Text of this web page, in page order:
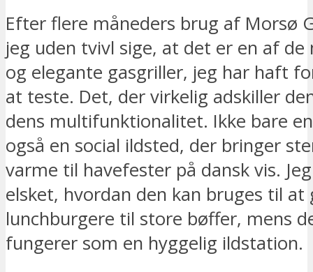
Efter flere måneders brug af Morsø
jeg uden tvivl sige, at det er en af de
og elegante gasgriller, jeg har haft
at teste. Det, der virkelig adskiller
dens multifunktionalitet. Ikke bare
også en social ildsted, der bringer
varme til havefester på dansk vis.
elsket, hvordan den kan bruges til
lunchburgere til store bøffer, mens
fungerer som en hyggelig ildstation.